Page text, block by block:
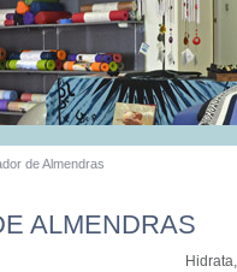
de Almendras
ALMENDRAS